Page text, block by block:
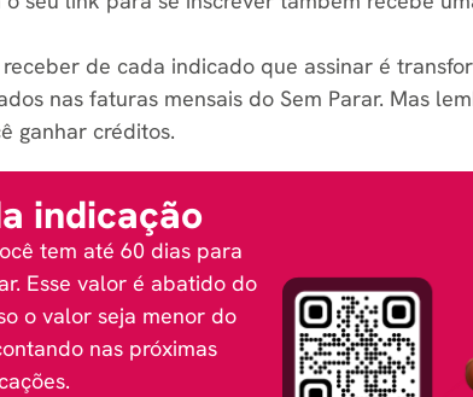
de cada indicado que assinar é
nas faturas mensais do Sem Parar. Mas
ganhar créditos.
indicação
tem até 60 dias para
Esse valor é abatido do
o valor seja menor do
nas próximas